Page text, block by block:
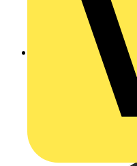
Zurück zu Produkte